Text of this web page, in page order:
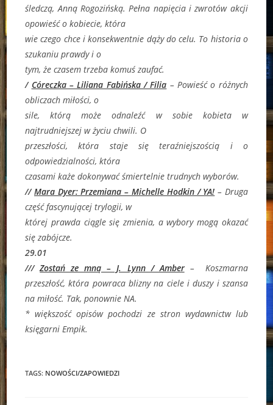
śledczą, Anną Rogozińską. Pełna napięcia i zwrotów akcji
opowieść o kobiecie, która
wie czego chce i konsekwentnie dąży do celu. To historia o
szukaniu prawdy i o
tym, że czasem trzeba komuś zaufać.
/ Córeczka – Liliana Fabińska / Filia –Powieść o różnych
obliczach miłości, o
sile, którą może odnaleźć w sobie kobieta w
najtrudniejszej w życiu chwili. O
przeszłości, która staje się teraźniejszością i o
odpowiedzialności, która
czasami każe dokonywać śmiertelnie trudnych wyborów.
//Mara Dyer: Przemiana – Michelle Hodkin / YA! – Druga
część fascynującej trylogii, w
której prawda ciągle się zmienia, a wybory mogą okazać
się zabójcze.
29.01
///Zostań ze mną – J. Lynn / Amber –
Koszmarna
przeszłość, która powraca blizny na ciele i duszy i szansa
na miłość. Tak, ponownie NA.
* większość opisów pochodzi ze stron wydawnictw lub
księgarni Empik.
TAGS: NOWOŚCI/ZAPOWIEDZI